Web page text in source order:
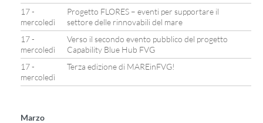
17 -
mercoledì
Progetto FLORES – eventi per supportare il
settore delle rinnovabili del mare
17 -
mercoledì
Verso il secondo evento pubblico del progetto
Capability Blue Hub FVG
17 -
mercoledì
Terza edizione di MAREinFVG!
Marzo